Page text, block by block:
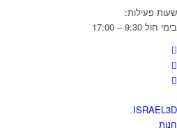
שעות פעילות:
בימי חול 9:30 – 17:00
ISRAEL3D
חנות